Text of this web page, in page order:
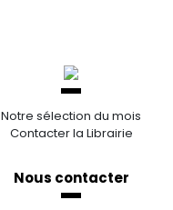
Notre sélection du mois
Contacter la Librairie
Nous contacter